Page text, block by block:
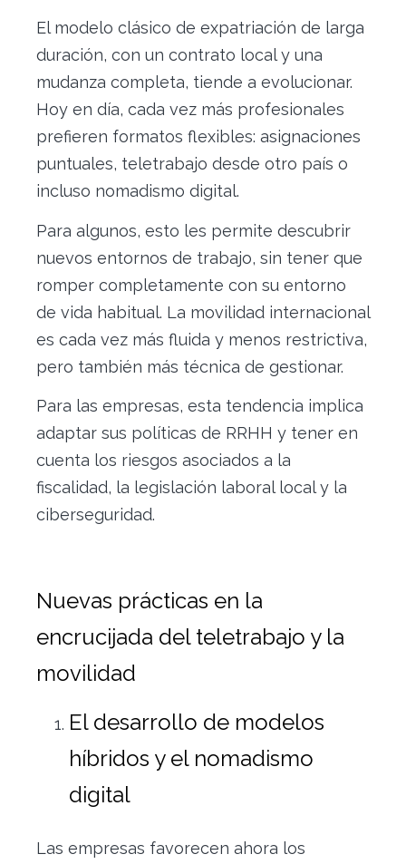
El modelo clásico de expatriación de larga
duración, con un contrato local y una
mudanza completa, tiende a evolucionar.
Hoy en día, cada vez más profesionales
prefieren formatos flexibles: asignaciones
puntuales, teletrabajo desde otro país o
incluso nomadismo digital.
Para algunos, esto les permite descubrir
nuevos entornos de trabajo, sin tener que
romper completamente con su entorno
de vida habitual. La movilidad internacional
es cada vez más fluida y menos restrictiva,
pero también más técnica de gestionar.
Para las empresas, esta tendencia implica
adaptar sus políticas de RRHH y tener en
cuenta los riesgos asociados a la
fiscalidad, la legislación laboral local y la
ciberseguridad.
Nuevas prácticas en la
encrucijada del teletrabajo y la
movilidad
El desarrollo de modelos
híbridos y el nomadismo
digital
Las empresas favorecen ahora los